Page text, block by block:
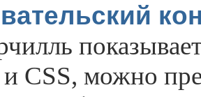
CSS, можно